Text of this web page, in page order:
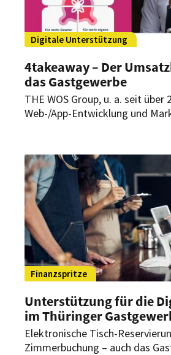
Digitale Unterstützung
4takeaway – Der
das Gastgewerbe
THE WOS Group, u. a. seit über
Web-/App-Entwicklung und
Zusammenarbeit mit
4takeaway gegründet, um das
der Digitalisierung zu
langfristige Kundengewinnung
Finanzspritze
Unterstützung für die
im Thüringer
Elektronische Tisch-
Zimmerbuchung – auch das